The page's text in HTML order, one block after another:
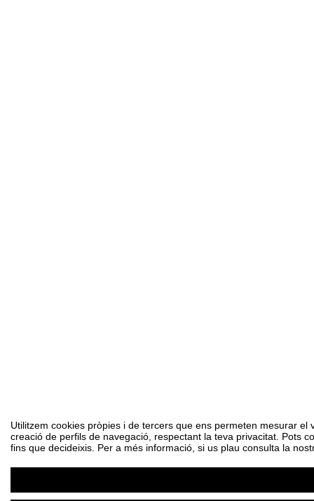
Utilitzem cookies pròpies i de tercers que ens permeten mesurar
creació de perfils de navegació, respectant la teva privacitat. Pots
fins que decideixis. Per a més informació, si us plau consulta la